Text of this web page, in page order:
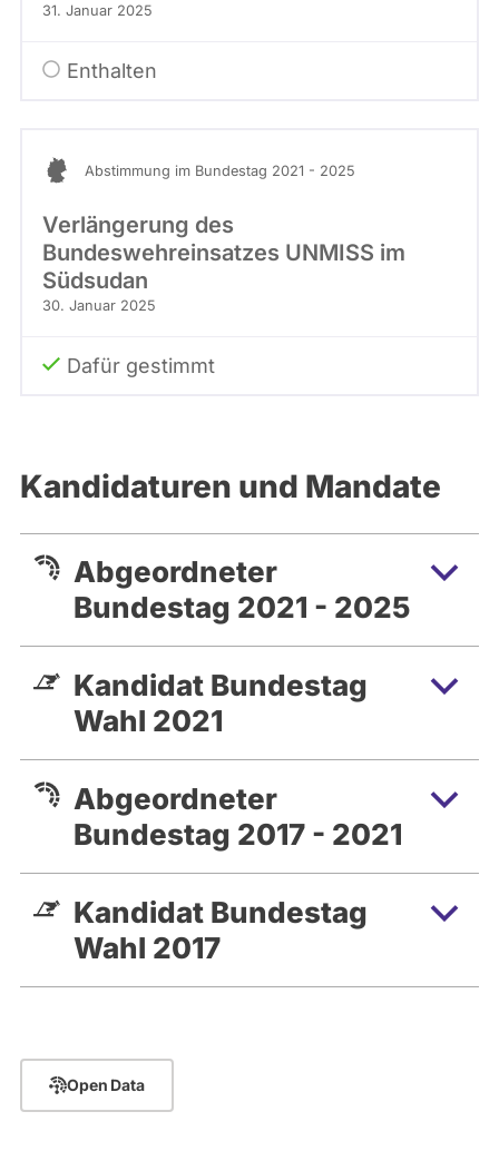
31. Januar 2025
Enthalten
Abstimmung im Bundestag 2021 - 2025
Verlängerung des
Bundeswehreinsatzes UNMISS im
Südsudan
30. Januar 2025
Dafür gestimmt
Kandidaturen und Mandate
Abgeordneter
Bundestag 2021 - 2025
Kandidat Bundestag
Wahl 2021
Abgeordneter
Bundestag 2017 - 2021
Kandidat Bundestag
Wahl 2017
Open Data